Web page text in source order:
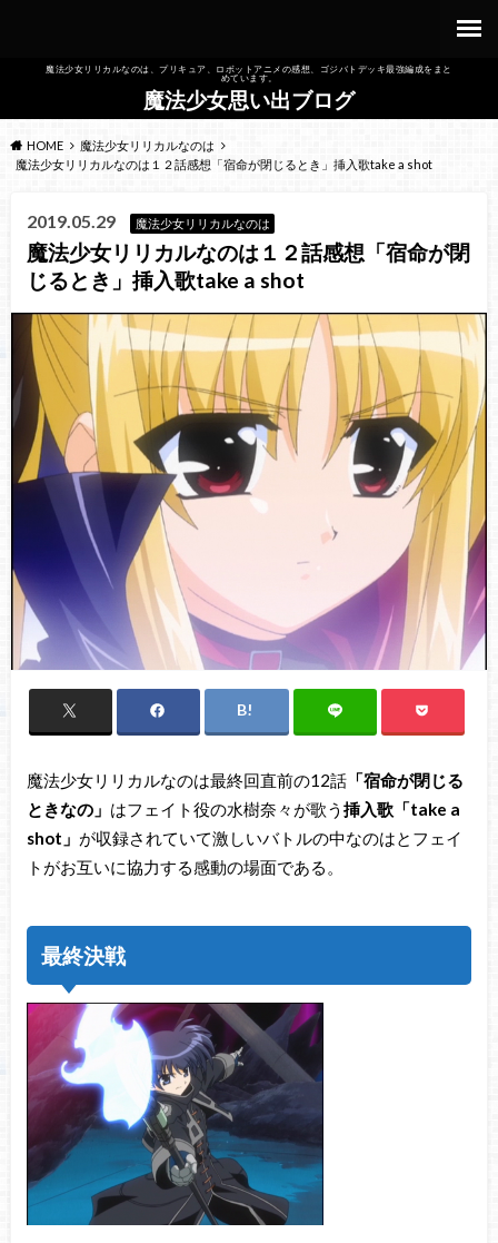
魔法少女リリカルなのは、プリキュア、ロボットアニメの感想、ゴジバトデッキ最強編成をまと
めています。
魔法少女思い出ブログ
HOME
魔法少女リリカルなのは
魔法少女リリカルなのは１２話感想「宿命が閉じるとき」挿入歌take a shot
2019.05.29 魔法少女リリカルなのは
魔法少女リリカルなのは１２話感想「宿命が閉
じるとき」挿入歌take a shot
魔法少女リリカルなのは最終回直前の12話「宿命が閉じる
ときなの」 はフェイト役の水樹奈々が歌う 挿入歌「take a
shot」 が収録されていて激しいバトルの中なのはとフェイ
トがお互いに協力する感動の場面である。
最終決戦